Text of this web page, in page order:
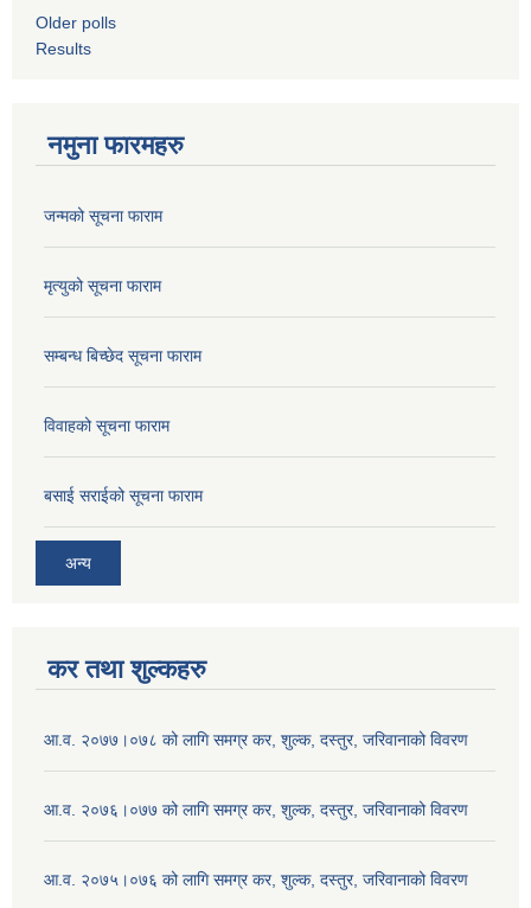
Older polls
Results
नमुना फारमहरु
जन्मको सूचना फाराम
मृत्युको सूचना फाराम
सम्बन्ध बिच्छेद सूचना फाराम
विवाहको सूचना फाराम
बसाई सराईको सूचना फाराम
अन्य
कर तथा शुल्कहरु
आ.व. २०७७।०७८ को लागि समग्र कर, शुल्क, दस्तुर, जरिवानाको विवरण
आ.व. २०७६।०७७ को लागि समग्र कर, शुल्क, दस्तुर, जरिवानाको विवरण
आ.व. २०७५।०७६ को लागि समग्र कर, शुल्क, दस्तुर, जरिवानाको विवरण